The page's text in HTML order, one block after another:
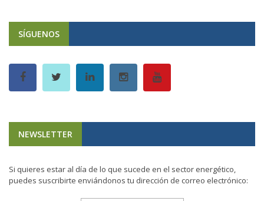
SÍGUENOS
NEWSLETTER
Si quieres estar al día de lo que sucede en el sector energético,
puedes suscribirte enviándonos tu dirección de correo electrónico: